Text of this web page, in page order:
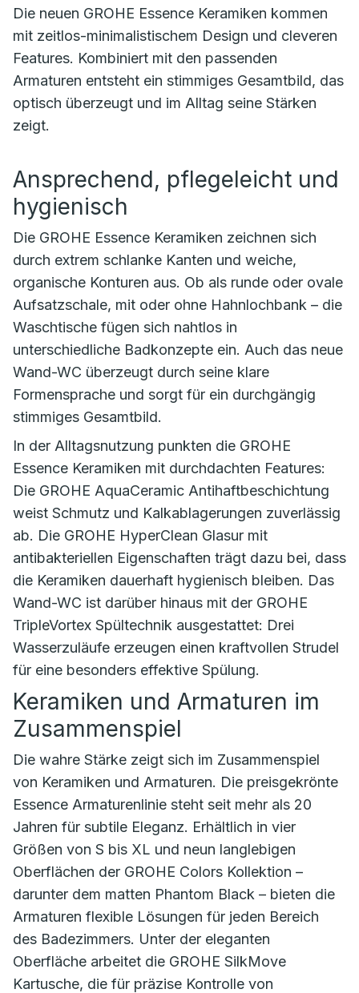
Die neuen GROHE Essence Keramiken kommen
mit zeitlos-minimalistischem Design und cleveren
Features. Kombiniert mit den passenden
Armaturen entsteht ein stimmiges Gesamtbild, das
optisch überzeugt und im Alltag seine Stärken
zeigt.
Ansprechend, pflegeleicht und
hygienisch
Die GROHE Essence Keramiken zeichnen sich
durch extrem schlanke Kanten und weiche,
organische Konturen aus. Ob als runde oder ovale
Aufsatzschale, mit oder ohne Hahnlochbank – die
Waschtische fügen sich nahtlos in
unterschiedliche Badkonzepte ein. Auch das neue
Wand-WC überzeugt durch seine klare
Formensprache und sorgt für ein durchgängig
stimmiges Gesamtbild.
In der Alltagsnutzung punkten die GROHE
Essence Keramiken mit durchdachten Features:
Die GROHE AquaCeramic Antihaftbeschichtung
weist Schmutz und Kalkablagerungen zuverlässig
ab. Die GROHE HyperClean Glasur mit
antibakteriellen Eigenschaften trägt dazu bei, dass
die Keramiken dauerhaft hygienisch bleiben. Das
Wand-WC ist darüber hinaus mit der GROHE
TripleVortex Spültechnik ausgestattet: Drei
Wasserzuläufe erzeugen einen kraftvollen Strudel
für eine besonders effektive Spülung.
Keramiken und Armaturen im
Zusammenspiel
Die wahre Stärke zeigt sich im Zusammenspiel
von Keramiken und Armaturen. Die preisgekrönte
Essence Armaturenlinie steht seit mehr als 20
Jahren für subtile Eleganz. Erhältlich in vier
Größen von S bis XL und neun langlebigen
Oberflächen der GROHE Colors Kollektion –
darunter dem matten Phantom Black – bieten die
Armaturen flexible Lösungen für jeden Bereich
des Badezimmers. Unter der eleganten
Oberfläche arbeitet die GROHE SilkMove
Kartusche, die für präzise Kontrolle von